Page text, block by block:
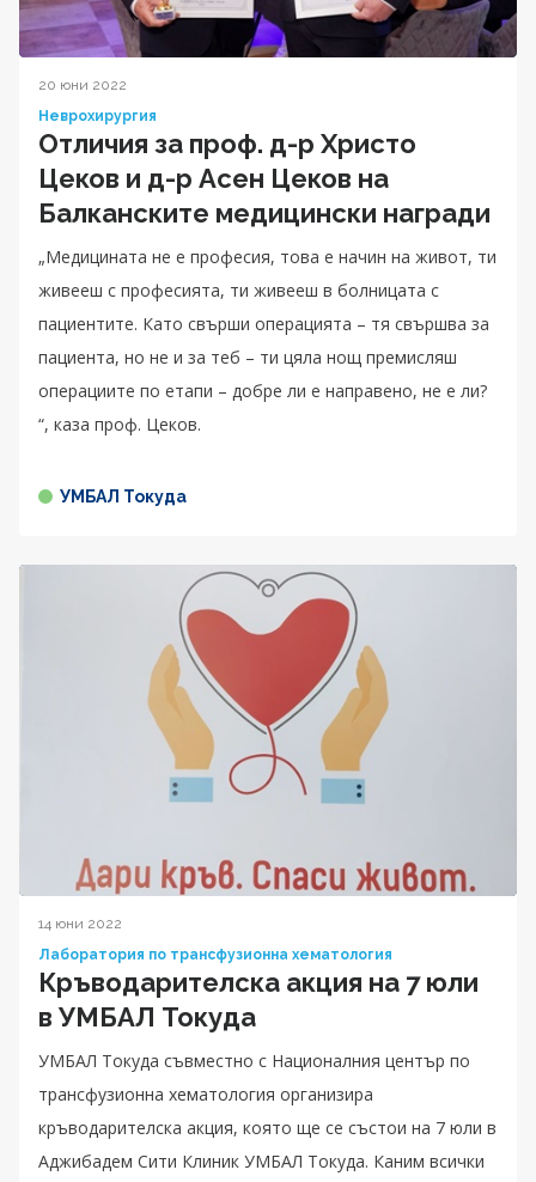
20 юни 2022
Неврохирургия
Отличия за проф. д-р Христо
Цеков и д-р Асен Цеков на
Балканските медицински награди
„Медицината не е професия, това е начин на живот, ти
живееш с професията, ти живееш в болницата с
пациентите. Като свърши операцията – тя свършва за
пациента, но не и за теб – ти цяла нощ премисляш
операциите по етапи – добре ли е направено, не е ли?
“, каза проф. Цеков.
УМБАЛ Токуда
14 юни 2022
Лаборатория по трансфузионна хематология
Кръводарителска акция на 7 юли
в УМБАЛ Токуда
УМБАЛ Токуда съвместно с Националния център по
трансфузионна хематология организира
кръводарителска акция, която ще се състои на 7 юли в
Аджибадем Сити Клиник УМБАЛ Токуда. Каним всички